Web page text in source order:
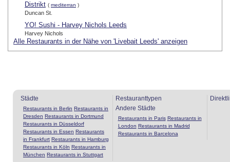
Distrikt ( mediterran )
Duncan St.
YO! Sushi - Harvey Nichols Leeds
Harvey Nichols
Alle Restaurants in der Nähe von 'Livebait Leeds' anzeigen
Städte
Restaurants in Berlin Restaurants in
Dresden Restaurants in Dortmund
Restaurants in Düsseldorf
Restaurants in Essen Restaurants
in Frankfurt Restaurants in Hamburg
Restaurants in Köln Restaurants in
München Restaurants in Stuttgart
Restauranttypen
Andere Städte
Restaurants in Paris Restaurants in
London Restaurants in Madrid
Restaurants in Barcelona